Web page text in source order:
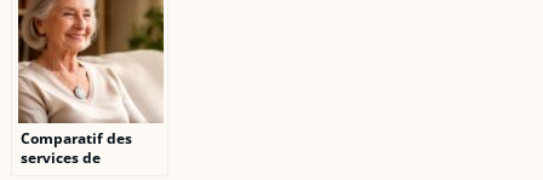
Comparatif des
services de